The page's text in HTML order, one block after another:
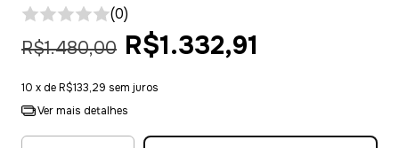
(0)
R$1.480,00 R$1.332,91
10 x deR$133,29 sem juros
Ver mais detalhes